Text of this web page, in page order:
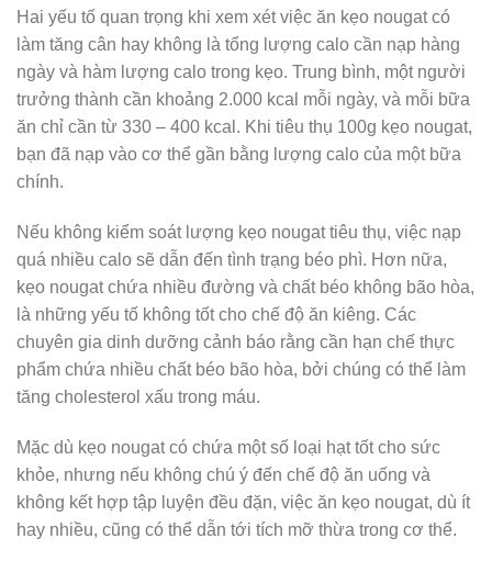
Hai yếu tố quan trọng khi xem xét việc ăn kẹo nougat có
làm tăng cân hay không là tổng lượng calo cần nạp hàng
ngày và hàm lượng calo trong kẹo. Trung bình, một người
trưởng thành cần khoảng 2.000 kcal mỗi ngày, và mỗi bữa
ăn chỉ cần từ 330 – 400 kcal. Khi tiêu thụ 100g kẹo nougat,
bạn đã nạp vào cơ thể gần bằng lượng calo của một bữa
chính.
Nếu không kiểm soát lượng kẹo nougat tiêu thụ, việc nạp
quá nhiều calo sẽ dẫn đến tình trạng béo phì. Hơn nữa,
kẹo nougat chứa nhiều đường và chất béo không bão hòa,
là những yếu tố không tốt cho chế độ ăn kiêng. Các
chuyên gia dinh dưỡng cảnh báo rằng cần hạn chế thực
phẩm chứa nhiều chất béo bão hòa, bởi chúng có thể làm
tăng cholesterol xấu trong máu.
Mặc dù kẹo nougat có chứa một số loại hạt tốt cho sức
khỏe, nhưng nếu không chú ý đến chế độ ăn uống và
không kết hợp tập luyện đều đặn, việc ăn kẹo nougat, dù ít
hay nhiều, cũng có thể dẫn tới tích mỡ thừa trong cơ thể.